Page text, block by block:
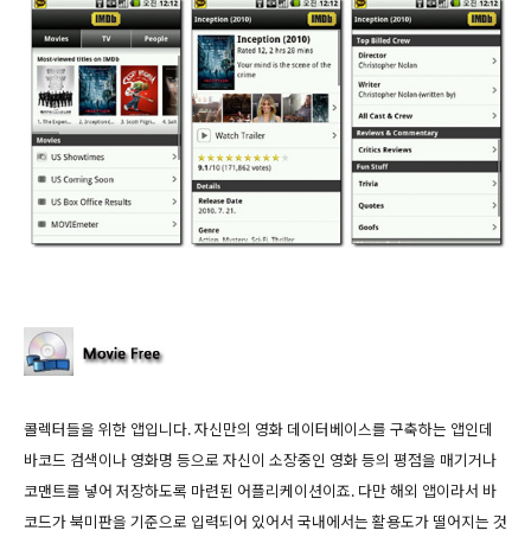
콜렉터들을 위한 앱입니다. 자신만의 영화 데이터베이스를 구축하는 앱인데
바코드 검색이나 영화명 등으로 자신이 소장중인 영화 등의 평점을 매기거나
코맨트를 넣어 저장하도록 마련된 어플리케이션이죠. 다만 해외 앱이라서 바
코드가 북미판을 기준으로 입력되어 있어서 국내에서는 활용도가 떨어지는 것